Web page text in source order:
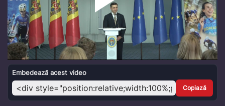
Play
Video
Embedează acest video
Copiază